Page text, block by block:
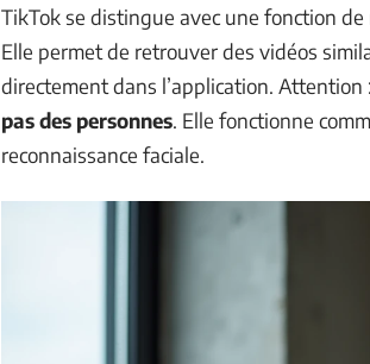
TikTok se distingue avec une fonction
Elle permet de retrouver des vidéos
directement dans l’application. Attention :
pas des personnes. Elle fonctionne
reconnaissance faciale.